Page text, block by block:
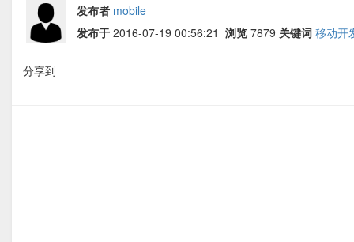
发布者 mobile
发布于 2016-07-19 00:56:21 浏览 7879 关键词 移动开
分享到